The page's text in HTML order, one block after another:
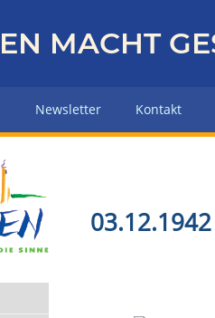
MACHT
Newsletter Kontakt